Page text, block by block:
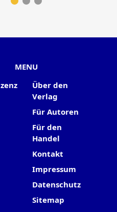
MENU
Über den
Verlag
Für Autoren
Für den
Handel
Kontakt
Impressum
Datenschutz
Sitemap